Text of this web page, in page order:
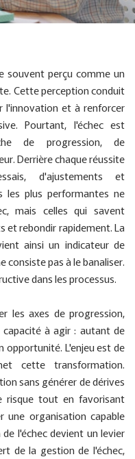
souvent perçu comme un
Cette perception conduit
l'innovation et à renforcer
Pourtant, l'échec est
de progression, de
Derrière chaque réussite
d'ajustements et
les plus performantes ne
mais celles qui savent
et rebondir rapidement. La
ainsi un indicateur de
consiste pas à le banaliser.
dans les processus.
les axes de progression,
à agir : autant de
opportunité. L'enjeu est de
cette transformation.
sans générer de dérives
risque tout en favorisant
une organisation capable
l'échec devient un levier
de la gestion de l'échec,